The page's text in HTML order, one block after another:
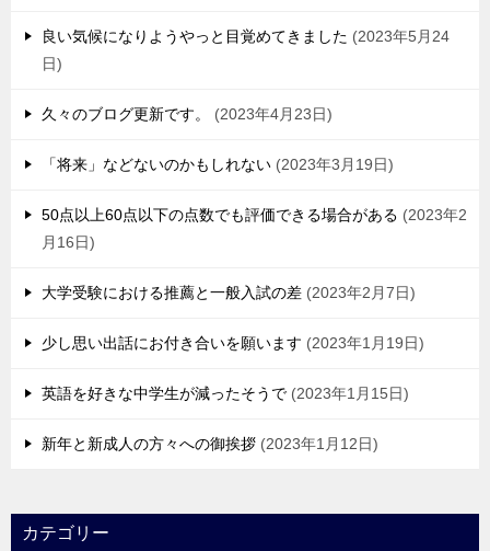
良い気候になりようやっと目覚めてきました
2023年5月24
日
久々のブログ更新です。 2023年4月23日
「将来」などないのかもしれない 2023年3月19日
50点以上60点以下の点数でも評価できる場合がある
2023年2
月16日
大学受験における推薦と一般入試の差 2023年2月7日
少し思い出話にお付き合いを願います 2023年1月19日
英語を好きな中学生が減ったそうで 2023年1月15日
新年と新成人の方々への御挨拶 2023年1月12日
カテゴリー